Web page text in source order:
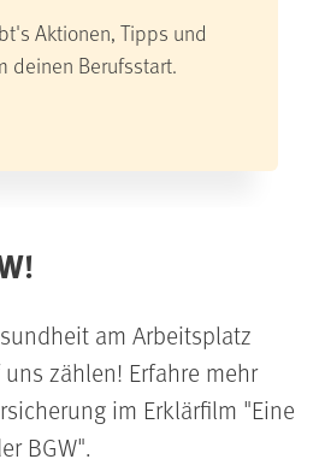
Aktionen, Tipps und
deinen Berufsstart.
am Arbeitsplatz
zählen! Erfahre mehr
im Erklärfilm "Eine
BGW".